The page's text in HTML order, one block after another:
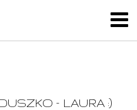
– LAURA :)